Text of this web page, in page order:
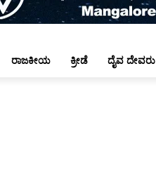
ರಾಜಕೀಯ ಕ್ರೀಡೆ ದೈವ ದೇವರು